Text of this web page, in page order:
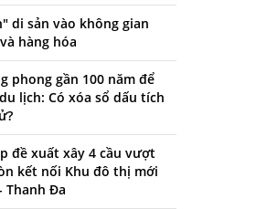
di sản vào không gian
hàng hóa
phong gần 100 năm để
lịch: Có xóa sổ dấu tích
đề xuất xây 4 cầu vượt
kết nối Khu đô thị mới
Thanh Đa